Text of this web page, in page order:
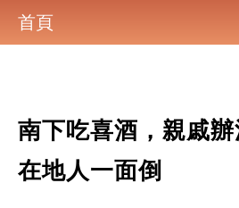
首頁
南下吃喜酒，親戚
在地人一面倒